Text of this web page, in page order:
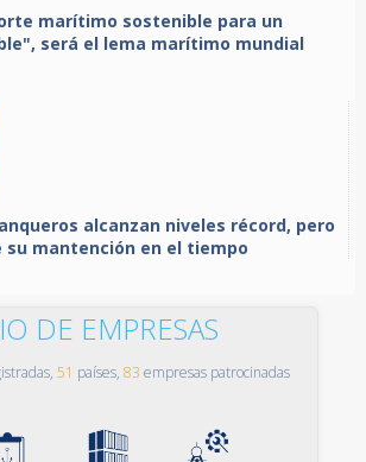
marítimo sostenible para un
será el lema marítimo mundial
alcanzan niveles récord, pero
su mantención en el tiempo
DE EMPRESAS
51 países, 83 empresas patrocinadas